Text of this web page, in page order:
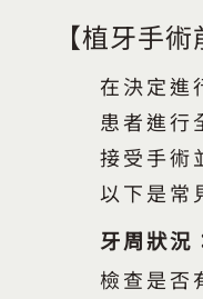
【植牙手術
在決定進
患者進行
接受手術
以下是常
牙周狀況
檢查是否